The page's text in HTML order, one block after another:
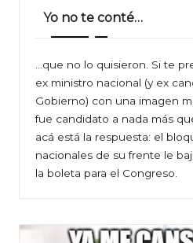
Yo no te conté…
…que no lo quisieron. Si te
ex ministro nacional (y ex
Gobierno) con una imagen
fue candidato a nada más
acá está la respuesta: el
nacionales de su frente le
la boleta para el Congreso.